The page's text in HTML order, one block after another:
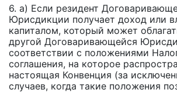
6. а) Если резидент
Юрисдикции получает доход или
капиталом, который может
другой Договаривающейся
соответствии с положениями
соглашения, на которое
настоящая Конвенция (за
случаев, когда такие положения